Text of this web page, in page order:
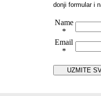
donji formular i
Name
*
Email
*